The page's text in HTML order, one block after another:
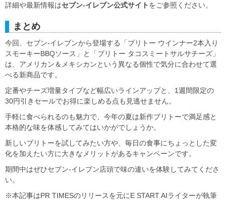
詳細や最新情報はセブン‐イレブン公式サイト をご参照ください。
まとめ
今回、セブン‐イレブンから登場する「ブリトー ウインナー2本入り
スモーキーBBQソース」と「ブリトー タコスミートサルサチーズ」
は、アメリカン＆メキシカンという異なる個性で気分に合わせて選
べる新商品です。
定番やチーズ増量タイプなど幅広いラインアップと、1週間限定の
30円引きセールでお得に楽しめる点も見逃せません。
手軽に食べられるのも魅力で、今年の夏は新作ブリトーで満足感と
本格的な味を体感してみてはいかがでしょうか。
新しいブリトーを試してみたい方や、毎日の食事にちょっとした変
化を加えたい方に大きなメリットがあるキャンペーンです。
期間中はぜひセブン‐イレブン店頭で味の違いを体験してみてくださ
い。
※本記事はPR TIMESのリリースを元にE START AIライターが執筆